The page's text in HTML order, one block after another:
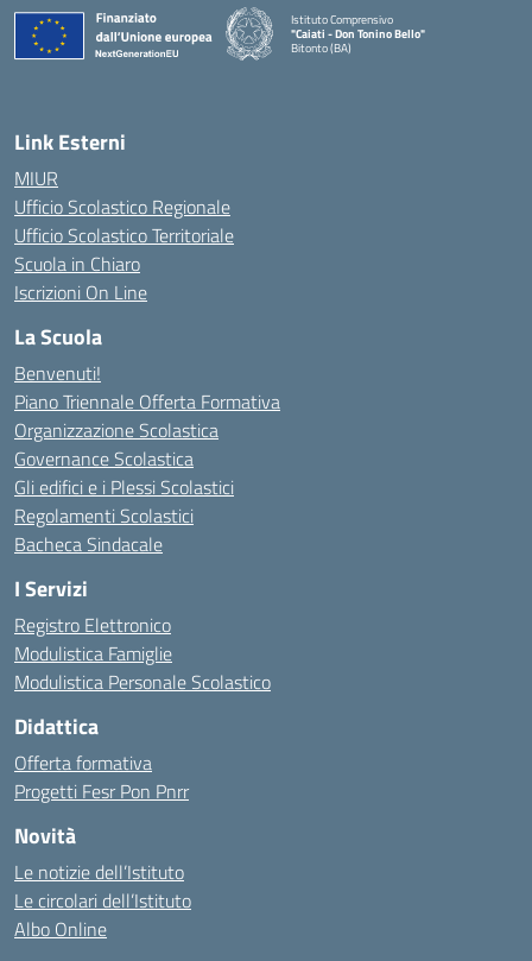
Istituto Comprensivo
"Caiati - Don Tonino Bello"
Bitonto (BA)
Link Esterni
MIUR
Ufficio Scolastico Regionale
Ufficio Scolastico Territoriale
Scuola in Chiaro
Iscrizioni On Line
La Scuola
Benvenuti!
Piano Triennale Offerta Formativa
Organizzazione Scolastica
Governance Scolastica
Gli edifici e i Plessi Scolastici
Regolamenti Scolastici
Bacheca Sindacale
I Servizi
Registro Elettronico
Modulistica Famiglie
Modulistica Personale Scolastico
Didattica
Offerta formativa
Progetti Fesr Pon Pnrr
Novità
Le notizie dell’Istituto
Le circolari dell’Istituto
Albo Online